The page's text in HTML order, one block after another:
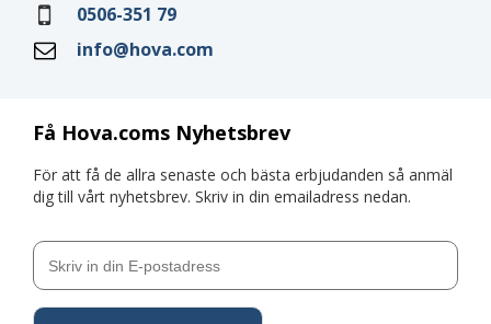
Få Hova.coms Nyhetsbrev
För att få de allra senaste och bästa erbjudanden så anmäl
dig till vårt nyhetsbrev. Skriv in din emailadress nedan.
0506-351 79
info@hova.com